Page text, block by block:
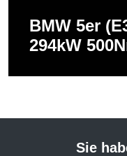
BMW 5er
294kW
Sie